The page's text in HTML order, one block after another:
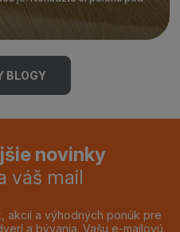
BLOGY
novinky
váš mail
akcií a výhodných ponúk pre
a bývania. Vašu e-mailovú